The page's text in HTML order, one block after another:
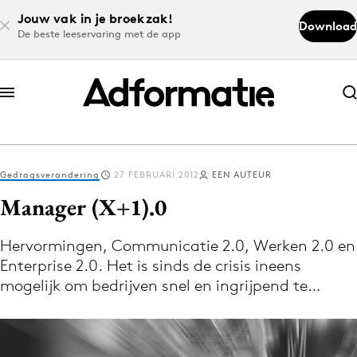
Jouw vak in je broekzak!
De beste leeservaring met de app
Download
Abonneer nu
Abonneer nu
Log in
Download de app
Volg het laatste nieuws via de Adformatie
Nieuws app
Gedragsverandering 27 FEBRUARI 2012 EEN AUTEUR
Manager (X+1).0
Hervormingen, Communicatie 2.0, Werken 2.0 en
Enterprise 2.0. Het is sinds de crisis ineens
mogelijk om bedrijven snel en ingrijpend te…